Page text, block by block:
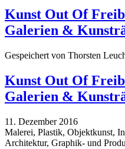
Kunst Out Of
Galerien &
Gespeichert von Thorsten
Kunst Out Of
Galerien &
11. Dezember 2016
Malerei, Plastik, Objektkunst,
Architektur, Graphik- und